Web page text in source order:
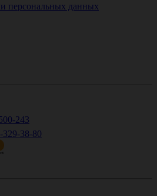
персональных данных
243
329-38-80